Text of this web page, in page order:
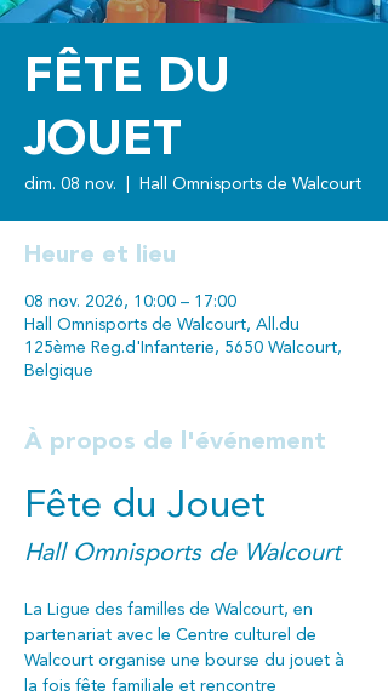
FÊTE DU
JOUET
dim. 08 nov. Hall Omnisports de Walcourt
Heure et lieu
08 nov. 2026, 10:00 – 17:00
Hall Omnisports de Walcourt, All.du
125ème Reg.d'Infanterie, 5650 Walcourt,
Belgique
À propos de l'événement
Fête du Jouet
Hall Omnisports de Walcourt
La Ligue des familles de Walcourt, en
partenariat avec le Centre culturel de
Walcourt organise une bourse du jouet à
la fois fête familiale et rencontre